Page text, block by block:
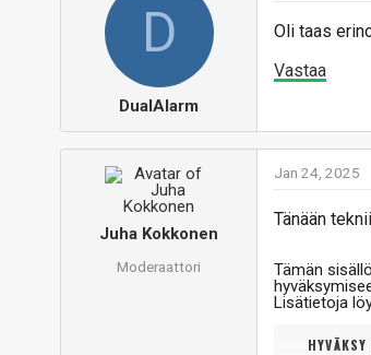
D
DualAlarm
Oli taas
Vastaa
Juha Kokkonen
Moderaattori
Jan 24, 2025
Tänään
Tämän
Lisätietoja